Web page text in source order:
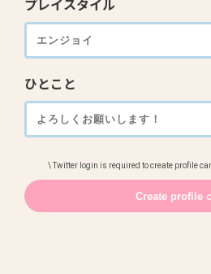
プレイスタイル
ひとこと
\ Twitter login is required to create profile